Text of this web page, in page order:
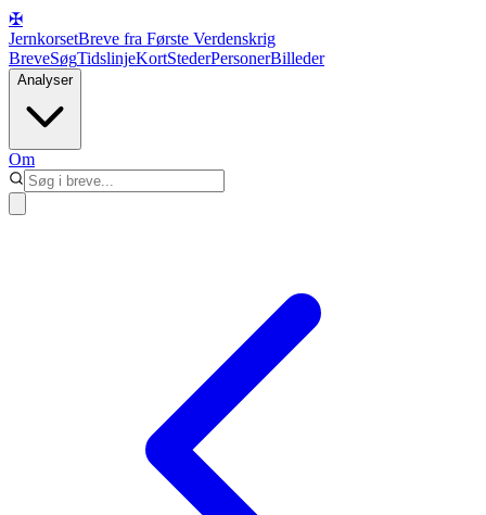
✠
JernkorsetBreve fra Første Verdenskrig
BreveSøgTidslinjeKortStederPersonerBilleder
Analyser
Om